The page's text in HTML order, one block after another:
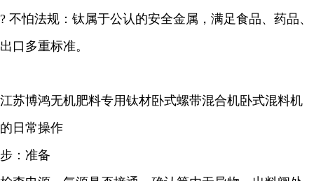
? 不怕法规：钛属于公认的安全金属，满足食品、药品、
出口多重标准。
江苏博鸿无机肥料专用钛材卧式螺带混合机卧式混料机
的日常操作
步：准备